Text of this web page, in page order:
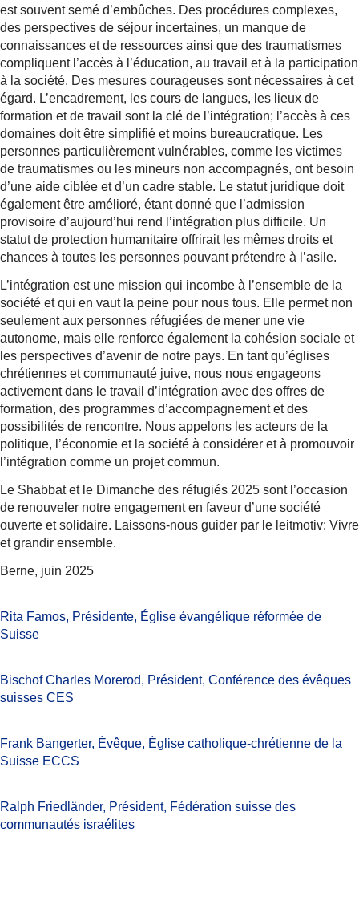
est souvent semé d’embûches. Des procédures complexes,
des perspectives de séjour incertaines, un manque de
connaissances et de ressources ainsi que des traumatismes
compliquent l’accès à l’éducation, au travail et à la participation
à la société. Des mesures courageuses sont nécessaires à cet
égard. L’encadrement, les cours de langues, les lieux de
formation et de travail sont la clé de l’intégration; l’accès à ces
domaines doit être simplifié et moins bureaucratique. Les
personnes particulièrement vulnérables, comme les victimes
de traumatismes ou les mineurs non accompagnés, ont besoin
d’une aide ciblée et d’un cadre stable. Le statut juridique doit
également être amélioré, étant donné que l’admission
provisoire d’aujourd’hui rend l’intégration plus difficile. Un
statut de protection humanitaire offrirait les mêmes droits et
chances à toutes les personnes pouvant prétendre à l’asile.
L’intégration est une mission qui incombe à l’ensemble de la
société et qui en vaut la peine pour nous tous. Elle permet non
seulement aux personnes réfugiées de mener une vie
autonome, mais elle renforce également la cohésion sociale et
les perspectives d’avenir de notre pays. En tant qu’églises
chrétiennes et communauté juive, nous nous engageons
activement dans le travail d’intégration avec des offres de
formation, des programmes d’accompagnement et des
possibilités de rencontre. Nous appelons les acteurs de la
politique, l’économie et la société à considérer et à promouvoir
l’intégration comme un projet commun.
Le Shabbat et le Dimanche des réfugiés 2025 sont l’occasion
de renouveler notre engagement en faveur d’une société
ouverte et solidaire. Laissons-nous guider par le leitmotiv: Vivre
et grandir ensemble.
Berne, juin 2025
Rita Famos, Présidente, Église évangélique réformée de
Suisse
Bischof Charles Morerod, Président, Conférence des évêques
suisses CES
Frank Bangerter, Évêque, Église catholique-chrétienne de la
Suisse ECCS
Ralph Friedländer, Président, Fédération suisse des
communautés israélites